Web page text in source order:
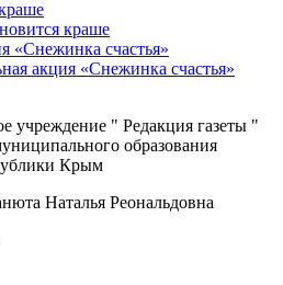
краше
акция «Снежинка счастья»
учреждение " Редакция газеты "
образования
Крым
Наталья Реональдовна